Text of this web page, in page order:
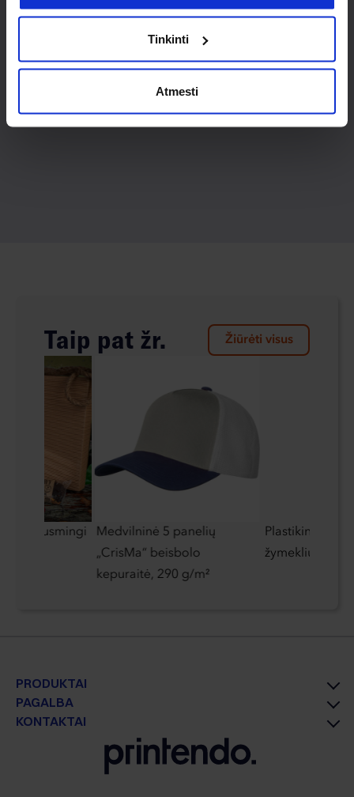
Tinkinti
Atmesti
Taip pat žr. Žiūrėti visus
„Jausmingi
Medvilninė 5 panelių
„CrisMa“ beisbolo
kepuraitė, 290 g/m²
Plastikinis
žymekliu
PRODUKTAI
PAGALBA
KONTAKTAI